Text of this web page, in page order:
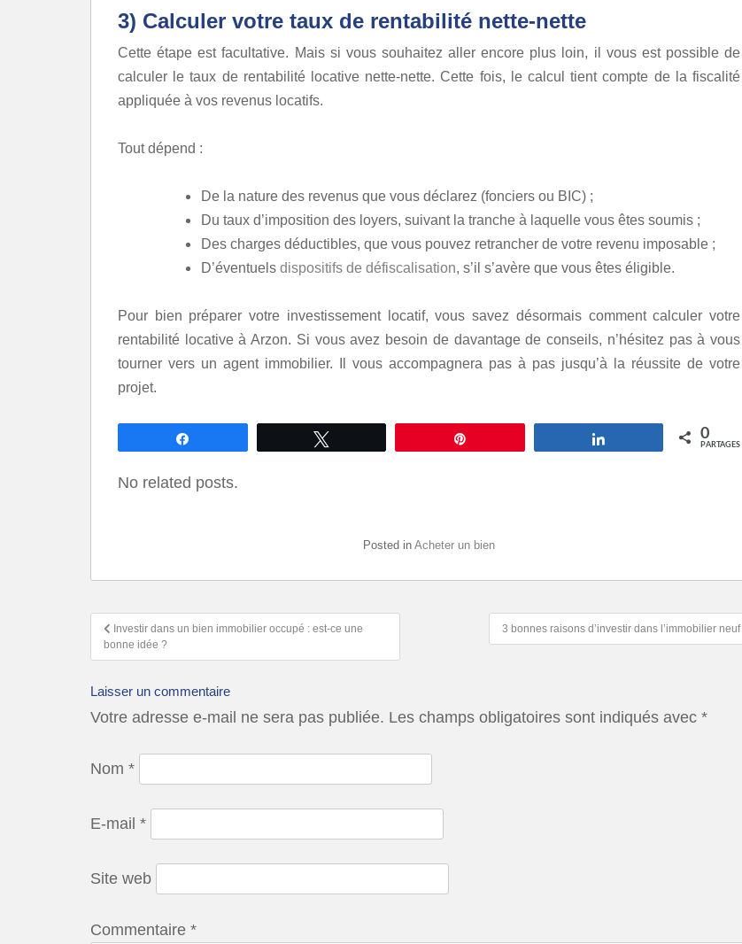
3) Calculer votre taux de rentabilité nette-nette
Cette étape est facultative. Mais si vous souhaitez aller encore plus loin, il vous est possible de
calculer le taux de rentabilité locative nette-nette. Cette fois, le calcul tient compte de la fiscalité
appliquée à vos revenus locatifs.
Tout dépend :
De la nature des revenus que vous déclarez (fonciers ou BIC) ;
Du taux d’imposition des loyers, suivant la tranche à laquelle vous êtes soumis ;
Des charges déductibles, que vous pouvez retrancher de votre revenu imposable ;
D’éventuels dispositifs de défiscalisation, s’il s’avère que vous êtes éligible.
Pour bien préparer votre investissement locatif, vous savez désormais comment calculer votre
rentabilité locative à Arzon. Si vous avez besoin de davantage de conseils, n’hésitez pas à vous
tourner vers un agent immobilier. Il vous accompagnera pas à pas jusqu’à la réussite de votre
projet.
0
PARTAGES
No related posts.
Posted in Acheter un bien
Investir dans un bien immobilier occupé : est-ce une
bonne idée ?
3 bonnes raisons d’investir dans l’immobilier neuf
Laisser un commentaire
Votre adresse e-mail ne sera pas publiée. Les champs obligatoires sont indiqués avec *
Nom *
E-mail *
Site web
Commentaire *